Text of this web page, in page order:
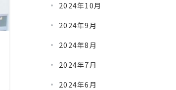
2024年10月
2024年9月
2024年8月
2024年7月
2024年6月